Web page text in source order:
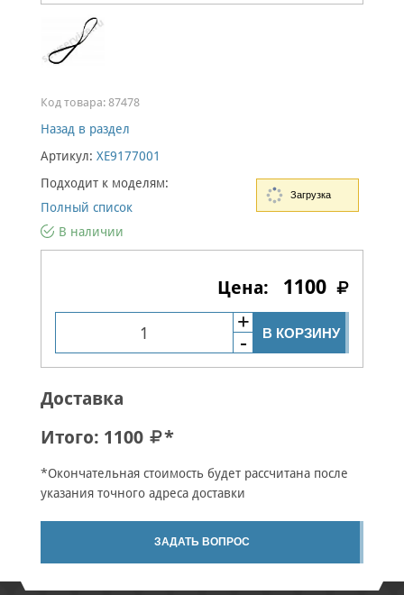
Код товара: 87478
Назад в раздел
Артикул: XE9177001
Подходит к моделям:
Полный список
В наличии
1100
В КОРЗИНУ
Доставка
Итого: 1100 *
*Окончательная стоимость будет рассчитана после
указания точного адреса доставки
ЗАДАТЬ ВОПРОС
Загрузка